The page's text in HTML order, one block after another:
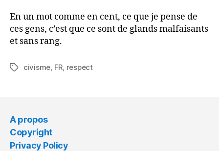
En un mot comme en cent, ce que je pense de
ces gens, c’est que ce sont de glands malfaisants
et sans rang.
Tagscivisme, FR, respect
A propos
Copyright
Privacy Policy